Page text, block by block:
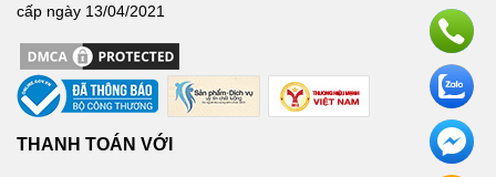
cấp ngày 13/04/2021
THANH TOÁN VỚI